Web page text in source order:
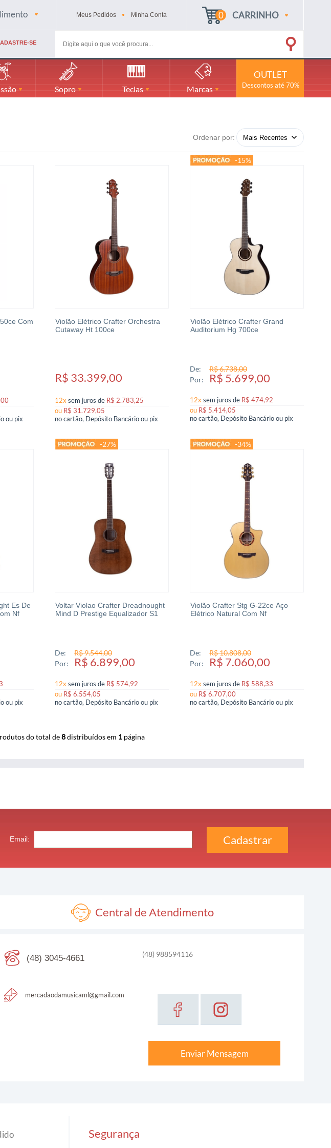
0 CARRINHO
Meus Pedidos Minha Conta
SE
Sopro Teclas Marcas
OUTLET
Descontos até 70%
Ordenar por:
Com
no cartão, Depósito Bancário ou pix
Violão Elétrico Crafter Orchestra
Cutaway Ht 100ce
R$ 33.399,00
12x sem juros de R$ 2.783,25
ou R$ 31.729,05
no cartão, Depósito Bancário ou pix
-15%
Violão Elétrico Crafter Grand
Auditorium Hg 700ce
De:
R$ 6.738,00
Por:
R$ 5.699,00
12x sem juros de R$ 474,92
ou R$ 5.414,05
no cartão, Depósito Bancário ou pix
Es De
Nf
no cartão, Depósito Bancário ou pix
-27%
Voltar Violao Crafter Dreadnought
Mind D Prestige Equalizador S1
De:
R$ 9.544,00
Por:
R$ 6.899,00
12x sem juros de R$ 574,92
ou R$ 6.554,05
no cartão, Depósito Bancário ou pix
-34%
Violão Crafter Stg G-22ce Aço
Elétrico Natural Com Nf
De:
R$ 10.808,00
Por:
R$ 7.060,00
12x sem juros de R$ 588,33
ou R$ 6.707,00
no cartão, Depósito Bancário ou pix
do total de8distribuídos em 1 página
Email:
Central de Atendimento
(48) 3045-4661 (48) 988594116
mercadaodamusicaml@gmail.com
Enviar Mensagem
Segurança